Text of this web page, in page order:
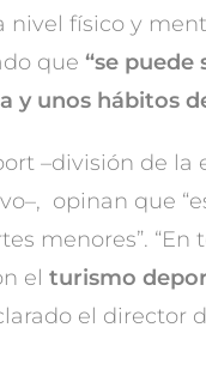
nivel físico y
que “se
y unos hábitos
–división de
opinan que
menores”.
el turismo
el director